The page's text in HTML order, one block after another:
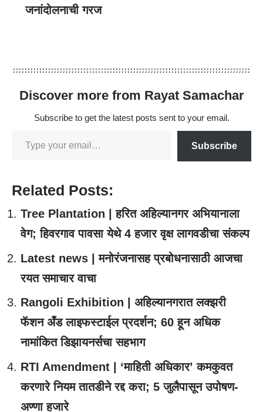
जनांदोलनाची गरज
Discover more from Rayat Samachar
Subscribe to get the latest posts sent to your email.
Subscribe
Related Posts:
Tree Plantation | हरित अहिल्यानगर अभियानाला
वेग; हिवरगाव पावसा येथे 4 हजार वृक्ष लागवडीचा संकल्प
Latest news | मनोरंजनासह प्रबोधनासाठी आजचा
रयत समाचार वाचा
Rangoli Exhibition | अहिल्यानगरात लक्झरी
फॅशन अँड लाइफस्टाईल प्रदर्शन; 60 हून अधिक
नामांकित डिझायनर्सचा सहभाग
RTI Amendment | ‘माहिती अधिकार’ कमकुवत
करणारे नियम तातडीने रद्द करा; 5 जुलैपासून उपोषण-
अण्णा हजारे